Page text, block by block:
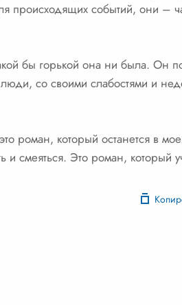
происходящих событий, они –
бы горькой она ни была. Он
со своими слабостями и
роман, который останется в
и смеяться. Это роман,